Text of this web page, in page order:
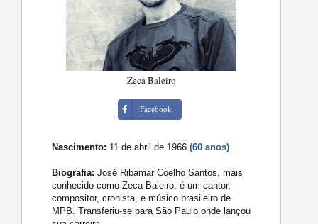
Zeca Baleiro
Facebook
Nascimento: 11 de abril de 1966(60 anos)
Biografia: José Ribamar Coelho Santos, mais
conhecido como Zeca Baleiro, é um cantor,
compositor, cronista, e músico brasileiro de
MPB. Transferiu-se para São Paulo onde lançou